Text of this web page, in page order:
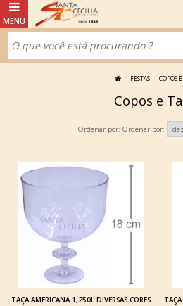
FESTAS COPOS
Copos e
Ordenar por:
TAÇA AMERICANA 1,250L DIVERSAS CORES